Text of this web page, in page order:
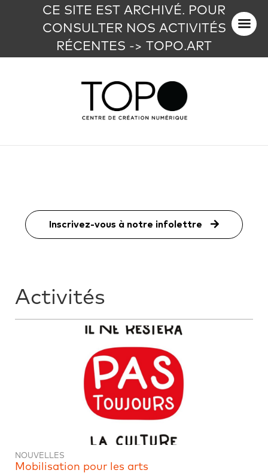
CE SITE EST ARCHIVÉ. POUR
CONSULTER NOS ACTIVITÉS
RÉCENTES -> TOPO.ART
être
Brume
artistique et théorique
Inscrivez-vous à notre infolettre
Activités
NOUVELLES
Mobilisation pour les arts